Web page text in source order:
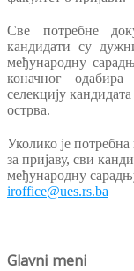
Све потребне
кандидати су
међународну
коначног
селекцију
острва.
Уколико је
за пријаву, сви
међународну
iroffice@ues.rs.ba
Glavni meni